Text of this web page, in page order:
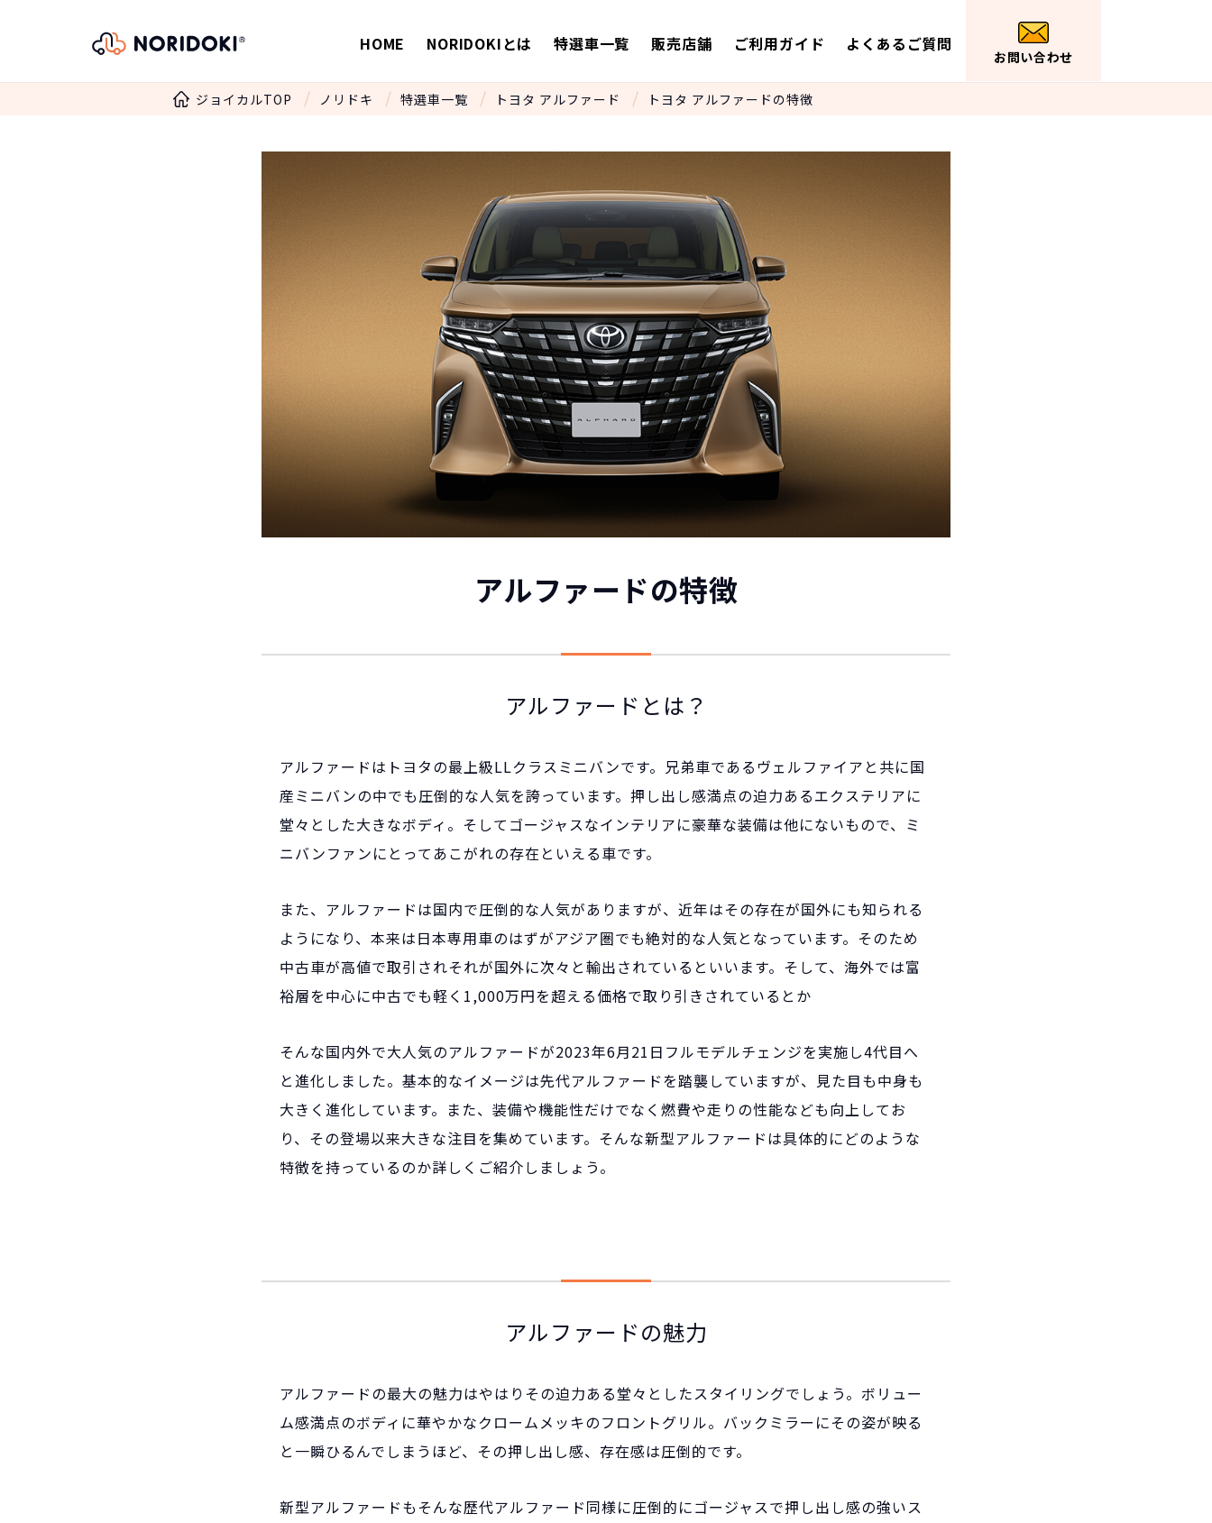
HOME NORIDOKIとは 特選車一覧 販売店舗 ご利用ガイド よくあるご質問
お問い合わせ
ジョイカルTOP ノリドキ 特選車一覧 トヨタ アルファード トヨタ アルファードの特徴
アルファードの特徴
アルファードとは？
アルファードはトヨタの最上級LLクラスミニバンです。兄弟車であるヴェルファイアと共に国
産ミニバンの中でも圧倒的な人気を誇っています。押し出し感満点の迫力あるエクステリアに
堂々とした大きなボディ。そしてゴージャスなインテリアに豪華な装備は他にないもので、ミ
ニバンファンにとってあこがれの存在といえる車です。
また、アルファードは国内で圧倒的な人気がありますが、近年はその存在が国外にも知られる
ようになり、本来は日本専用車のはずがアジア圏でも絶対的な人気となっています。そのため
中古車が高値で取引されそれが国外に次々と輸出されているといいます。そして、海外では富
裕層を中心に中古でも軽く1,000万円を超える価格で取り引きされているとか
そんな国内外で大人気のアルファードが2023年6月21日フルモデルチェンジを実施し4代目へ
と進化しました。基本的なイメージは先代アルファードを踏襲していますが、見た目も中身も
大きく進化しています。また、装備や機能性だけでなく燃費や走りの性能なども向上してお
り、その登場以来大きな注目を集めています。そんな新型アルファードは具体的にどのような
特徴を持っているのか詳しくご紹介しましょう。
アルファードの魅力
アルファードの最大の魅力はやはりその迫力ある堂々としたスタイリングでしょう。ボリュー
ム感満点のボディに華やかなクロームメッキのフロントグリル。バックミラーにその姿が映る
と一瞬ひるんでしまうほど、その押し出し感、存在感は圧倒的です。
新型アルファードもそんな歴代アルファード同様に圧倒的にゴージャスで押し出し感の強いス